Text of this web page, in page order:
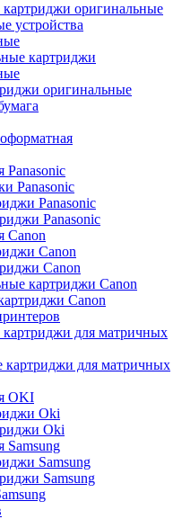
оригинальные
устройства
картриджи
оригинальные
Panasonic
Panasonic
Panasonic
Panasonic
Canon
Canon
Canon
картриджи Canon
Canon
для матричных
для матричных
OKI
Oki
Oki
Samsung
Samsung
Samsung